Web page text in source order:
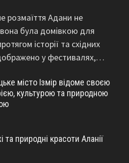
розмаїття Адани не
була домівкою для
історії та східних
у фестивалях,…
місто Ізмір відоме своєю
культурою та природною
та природні красоти Аланії